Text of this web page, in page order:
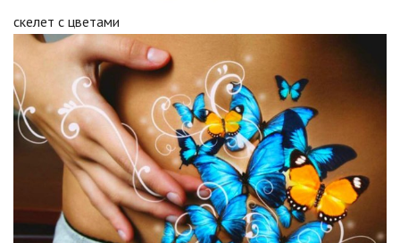
скелет с цветами